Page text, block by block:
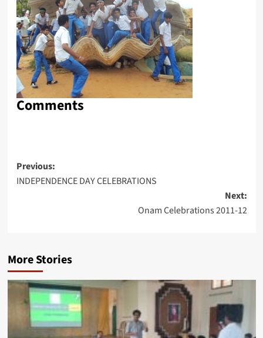
Comments
Post
navigation
Previous:
INDEPENDENCE DAY CELEBRATIONS
Next:
Onam Celebrations 2011-12
More Stories